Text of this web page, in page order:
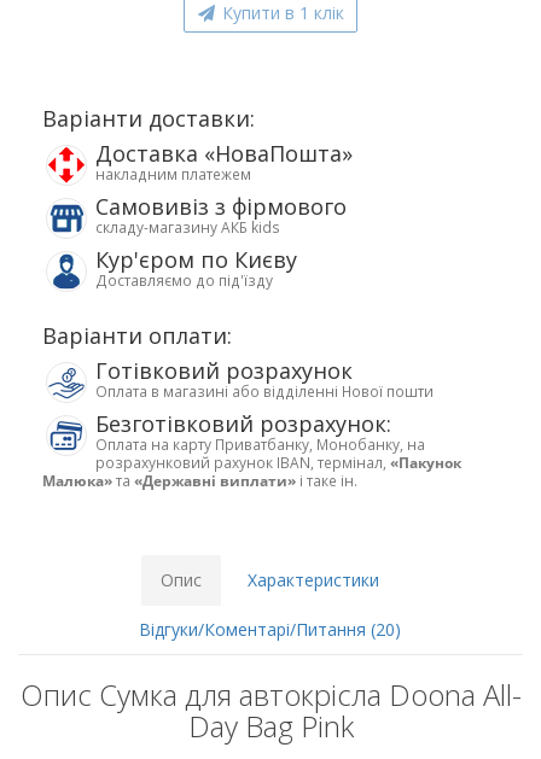
Купити в 1 клік
Варіанти доставки:
Доставка «НоваПошта»
накладним платежем
Самовивіз з фірмового
складу-магазину АКБ kids
Кур'єром по Києву
Доставляємо до під'їзду
Варіанти оплати:
Готівковий розрахунок
Оплата в магазині або відділенні Нової пошти
Безготівковий розрахунок:
Оплата на карту Приватбанку, Монобанку, на
розрахунковий рахунок IBAN, термінал, «Пакунок
Малюка»та «Державні виплати» і таке ін.
Опис Характеристики
Відгуки/Коментарі/Питання (20)
Опис Сумка для автокрісла Doona All-
Day Bag Pink